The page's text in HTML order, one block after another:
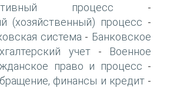
процесс -
(хозяйственный) процесс -
система - Банковское
учет-
Военное
право и процесс -
финансы и кредит-